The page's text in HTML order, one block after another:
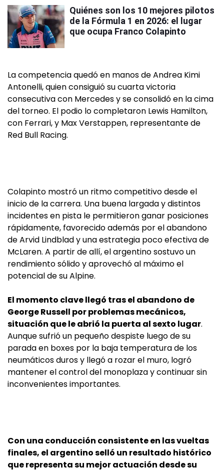
Quiénes son los 10 mejores pilotos
de la Fórmula 1 en 2026: el lugar
que ocupa Franco Colapinto
La competencia quedó en manos de Andrea Kimi
Antonelli, quien consiguió su cuarta victoria
consecutiva con Mercedes y se consolidó en la cima
del torneo. El podio lo completaron Lewis Hamilton,
con Ferrari, y Max Verstappen, representante de
Red Bull Racing.
Colapinto mostró un ritmo competitivo desde el
inicio de la carrera. Una buena largada y distintos
incidentes en pista le permitieron ganar posiciones
rápidamente, favorecido además por el abandono
de Arvid Lindblad y una estrategia poco efectiva de
McLaren. A partir de allí, el argentino sostuvo un
rendimiento sólido y aprovechó al máximo el
potencial de su Alpine.
El momento clave llegó tras el abandono de
George Russell por problemas mecánicos,
situación que le abrió la puerta al sexto lugar.
Aunque sufrió un pequeño despiste luego de su
parada en boxes por la baja temperatura de los
neumáticos duros y llegó a rozar el muro, logró
mantener el control del monoplaza y continuar sin
inconvenientes importantes.
Con una conducción consistente en las vueltas
finales, el argentino selló un resultado histórico
que representa su mejor actuación desde su